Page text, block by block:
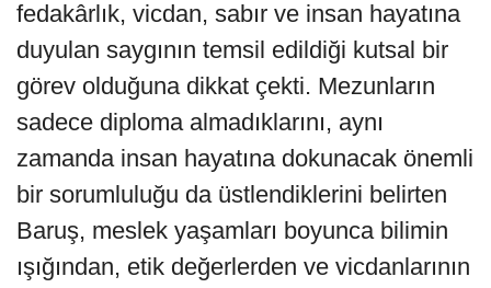
fedakârlık, vicdan, sabır ve insan hayatına
duyulan saygının temsil edildiği kutsal bir
görev olduğuna dikkat çekti. Mezunların
sadece diploma almadıklarını, aynı
zamanda insan hayatına dokunacak önemli
bir sorumluluğu da üstlendiklerini belirten
Baruş, meslek yaşamları boyunca bilimin
ışığından, etik değerlerden ve vicdanlarının